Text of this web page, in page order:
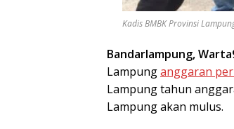
Kadis BMBK Provinsi
Bandarlampung,
Lampunganggaran
Lampung tahun
Lampung akan mulus.